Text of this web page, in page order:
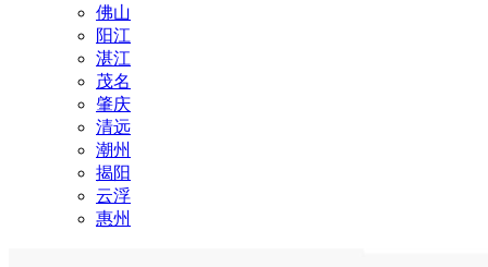
佛山
阳江
湛江
茂名
肇庆
清远
潮州
揭阳
云浮
惠州